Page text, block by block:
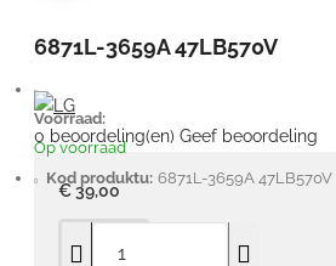
6871L-3659A 47LB570V
Voorraad:
Op voorraad
Kod produktu: 6871L-3659A 47LB570V
0 beoordeling(en) Geef beoordeling
€ 39,00